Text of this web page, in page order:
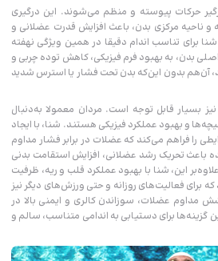
حرکات پیوسته و منظم می‌شوند. این درگیری
و ناحیه مرکزی بدن، باعث افزایش قدرت عضلانی و
برای تناسب اندام دقیقا در همین ویژگی نهفته
بدن، به بهبود فرم فیزیکی، کاهش توده چربی و
آن‌هم بدون این‌که بدن تحت فشار یا استرس شدید
نیز بسیار قابل توجه است. مردان معمولا به‌دنبال
و بهبود عملکرد فیزیکی هستند. شنا، با ایجاد
را فراهم می‌کند که عضلات در برابر فشار مداوم
باعث تحریک رشد عضلانی، افزایش استقامت بدنی
این، شنا با بهبود عملکرد قلب و ریه، ظرفیت
که برای فعالیت‌های روزانه و حتی ورزش‌های دیگر نیز
مداوم عضلات، سوزاندن کالری و ایمنی بالا در
گزینه‌ها برای دستیابی به اندامی متناسب، سالم و